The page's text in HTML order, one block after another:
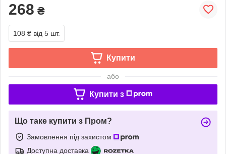
268 ₴
108 ₴ від 5 шт.
Купити
або
Купити з
Що таке купити з Пром?
Замовлення під захистом
Доступна доставка